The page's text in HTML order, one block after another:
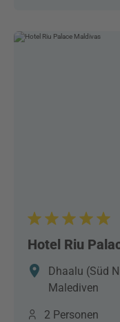
Hotel Riu
Dhaalu (Süd
Malediven
2 Personen